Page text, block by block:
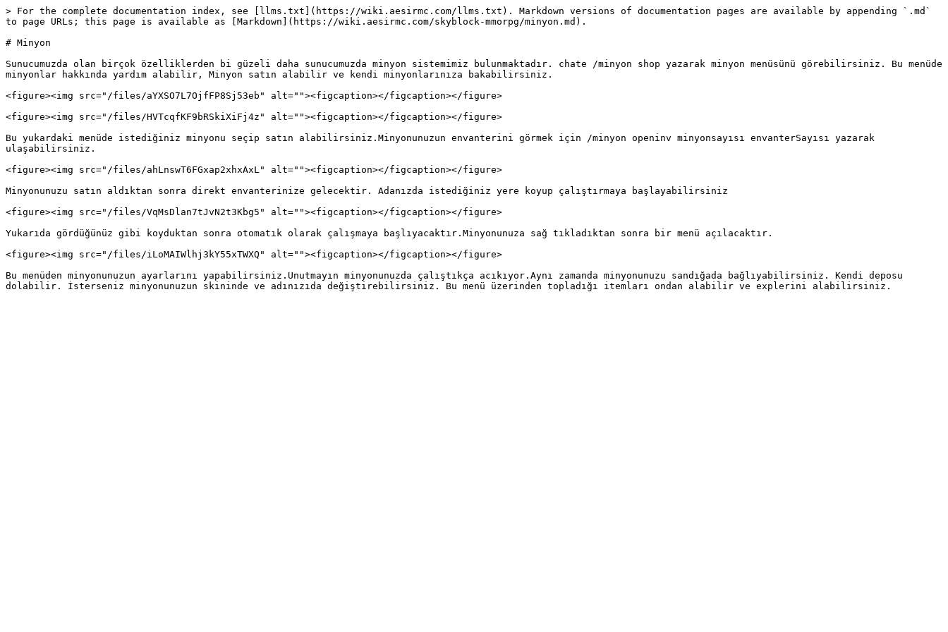
> For the complete documentation index, see [llms.txt](https://wiki.aesirmc.com/llms.txt). Markdown versions of documentation pages are available by appending `.md`
to page URLs; this page is available as [Markdown](https://wiki.aesirmc.com/skyblock-mmorpg/minyon.md).
# Minyon
Sunucumuzda olan birçok özelliklerden bi güzeli daha sunucumuzda minyon sistemimiz bulunmaktadır. chate /minyon shop yazarak minyon menüsünü görebilirsiniz. Bu menüde
minyonlar hakkında yardım alabilir, Minyon satın alabilir ve kendi minyonlarınıza bakabilirsiniz.
<figure><img src="/files/aYXSO7L7OjfFP8Sj53eb" alt=""><figcaption></figcaption></figure>
<figure><img src="/files/HVTcqfKF9bRSkiXiFj4z" alt=""><figcaption></figcaption></figure>
Bu yukardaki menüde istediğiniz minyonu seçip satın alabilirsiniz.Minyonunuzun envanterini görmek için /minyon openinv minyonsayısı envanterSayısı yazarak
ulaşabilirsiniz.
<figure><img src="/files/ahLnswT6FGxap2xhxAxL" alt=""><figcaption></figcaption></figure>
Minyonunuzu satın aldıktan sonra direkt envanterinize gelecektir. Adanızda istediğiniz yere koyup çalıştırmaya başlayabilirsiniz
<figure><img src="/files/VqMsDlan7tJvN2t3Kbg5" alt=""><figcaption></figcaption></figure>
Yukarıda gördüğünüz gibi koyduktan sonra otomatık olarak çalışmaya başlıyacaktır.Minyonunuza sağ tıkladıktan sonra bir menü açılacaktır.
<figure><img src="/files/iLoMAIWlhj3kY55xTWXQ" alt=""><figcaption></figcaption></figure>
Bu menüden minyonunuzun ayarlarını yapabilirsiniz.Unutmayın minyonunuzda çalıştıkça acıkıyor.Aynı zamanda minyonunuzu sandığada bağlıyabilirsiniz. Kendi deposu